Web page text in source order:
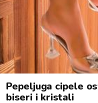
Pepeljuga cipele
biseri i kristali